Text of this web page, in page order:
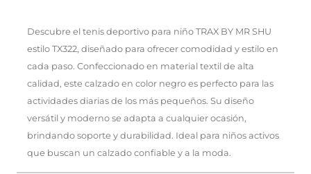
Descubre el tenis deportivo para niño TRAX BY MR SHU
estilo TX322, diseñado para ofrecer comodidad y estilo en
cada paso. Confeccionado en material textil de alta
calidad, este calzado en color negro es perfecto para las
actividades diarias de los más pequeños. Su diseño
versátil y moderno se adapta a cualquier ocasión,
brindando soporte y durabilidad. Ideal para niños activos
que buscan un calzado confiable y a la moda.